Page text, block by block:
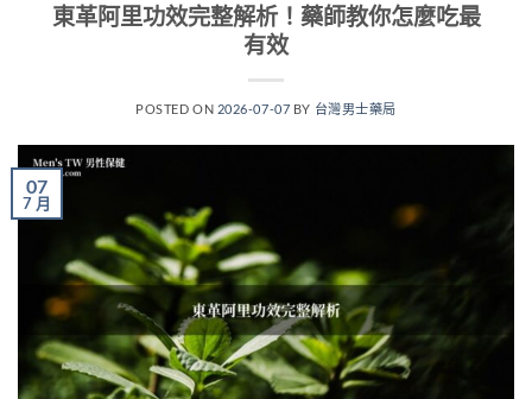
東革阿里功效完整解析！藥師教你怎麼吃最
有效
POSTED ON 2026-07-07 BY 台灣男士藥局
07
7 月